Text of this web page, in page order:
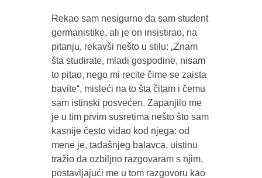
Rekao sam nesigurno da sam student
germanistike, ali je on insistirao, na
pitanju, rekavši nešto u stilu: „Znam
šta studirate, mladi gospodine, nisam
to pitao, nego mi recite čime se zaista
bavite“, misleći na to šta čitam i čemu
sam istinski posvećen. Zapanjilo me
je u tim prvim susretima nešto što sam
kasnije često viđao kod njega: od
mene je, tadašnjeg balavca, uistinu
tražio da ozbiljno razgovaram s njim,
postavljajući me u tom razgovoru kao